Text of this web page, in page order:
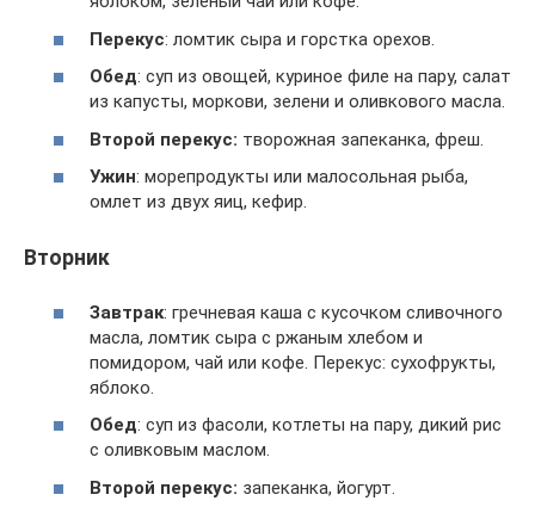
Перекус: ломтик сыра и горстка орехов.
Обед: суп из овощей, куриное филе на пару, салат
из капусты, моркови, зелени и оливкового масла.
Второй перекус: творожная запеканка, фреш.
Ужин: морепродукты или малосольная рыба,
омлет из двух яиц, кефир.
Вторник
Завтрак: гречневая каша с кусочком сливочного
масла, ломтик сыра с ржаным хлебом и
помидором, чай или кофе. Перекус: сухофрукты,
яблоко.
Обед: суп из фасоли, котлеты на пару, дикий рис
с оливковым маслом.
Второй перекус: запеканка, йогурт.